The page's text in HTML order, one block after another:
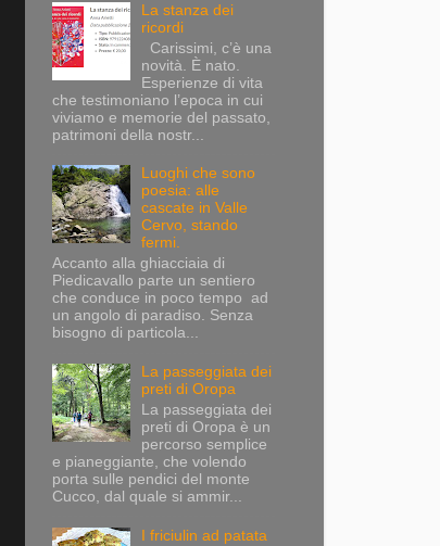
La stanza dei
ricordi
Carissimi, c’è una
novità. È nato.
Esperienze di vita
che testimoniano l’epoca in cui
viviamo e memorie del passato,
patrimoni della nostr...
Luoghi che sono
poesia: alle
cascate in Valle
Cervo, stando
fermi.
Accanto alla ghiacciaia di
Piedicavallo parte un sentiero
che conduce in poco tempo ad
un angolo di paradiso. Senza
bisogno di particola...
La passeggiata dei
preti di Oropa
La passeggiata dei
preti di Oropa è un
percorso semplice
e pianeggiante, che volendo
porta sulle pendici del monte
Cucco, dal quale si ammir...
I friciulin ad patata